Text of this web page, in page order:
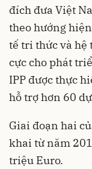
đích đưa Việt
theo hướng
tế tri thức và hệ
cực cho phát
IPP được thực
hỗ trợ hơn 60
Giai đoạn hai
khai từ năm
triệu Euro.